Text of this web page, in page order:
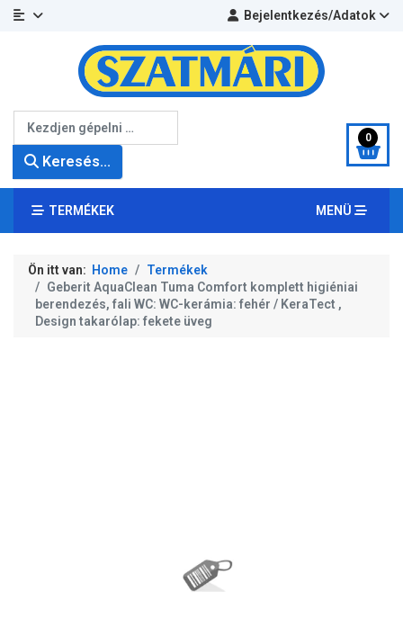
Bejelentkezés/Adatok
Keresés...
0
TERMÉKEK MENÜ
Ön itt van: Home
Termékek
Geberit AquaClean Tuma Comfort komplett higiéniai
berendezés, fali WC: WC-kerámia: fehér / KeraTect ,
Design takarólap: fekete üveg